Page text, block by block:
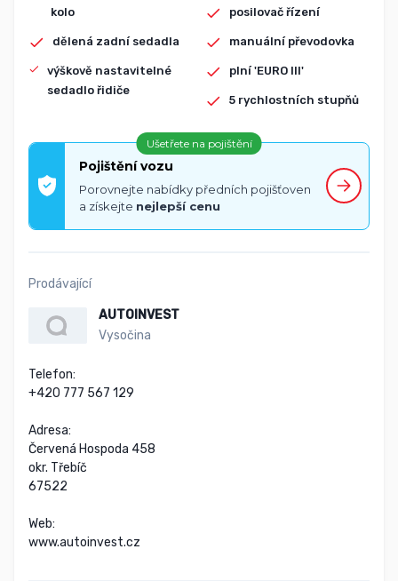
kolo
dělená zadní sedadla
výškově nastavitelné
sedadlo řidiče
posilovač řízení
manuální převodovka
plní 'EURO III'
5 rychlostních stupňů
Ušetřete na pojištění
Pojištění vozu
Porovnejte nabídky předních pojišťoven
a získejte nejlepší cenu
Prodávající
AUTOINVEST
Vysočina
Telefon:
+420 777 567 129
Adresa:
Červená Hospoda 458
okr. Třebíč
67522
Web:
www.autoinvest.cz